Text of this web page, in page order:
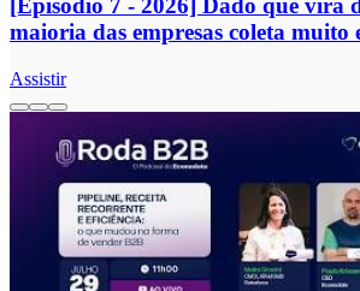
[Episódio 7 - 2026] Dado que vira
maioria das empresas coleta muito
Assistir